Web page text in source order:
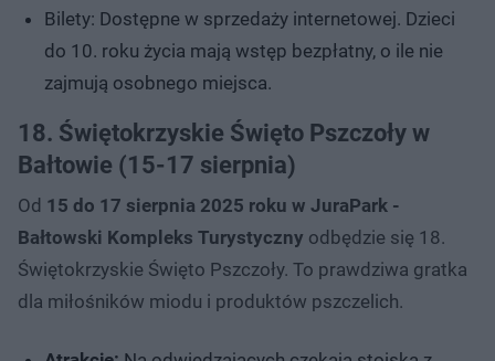
Bilety: Dostępne w sprzedaży internetowej. Dzieci
do 10. roku życia mają wstęp bezpłatny, o ile nie
zajmują osobnego miejsca.
18. Świętokrzyskie Święto Pszczoły w
Bałtowie (15-17 sierpnia)
Od 15 do 17 sierpnia 2025 roku w JuraPark -
Bałtowski Kompleks Turystyczny odbędzie się 18.
Świętokrzyskie Święto Pszczoły. To prawdziwa gratka
dla miłośników miodu i produktów pszczelich.